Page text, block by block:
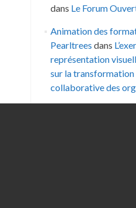
dans Le Forum
Animation des
Pearltrees dans
représentation
sur la transformation
collaborative des